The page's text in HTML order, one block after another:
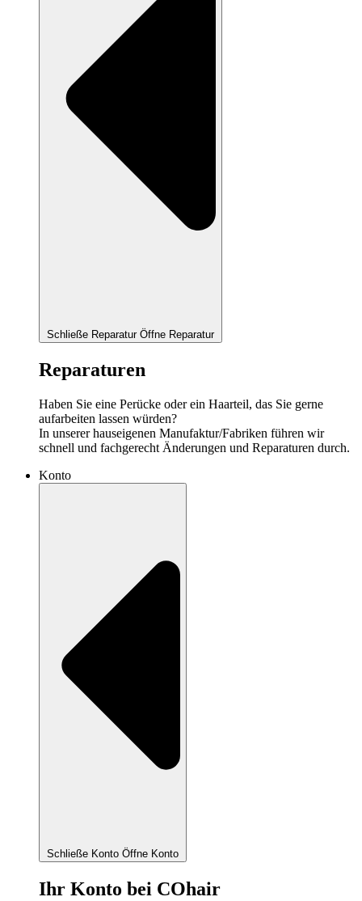
Schließe Reparatur Öffne Reparatur
Reparaturen
Haben Sie eine Perücke oder ein Haarteil, das Sie gerne
aufarbeiten lassen würden?
In unserer hauseigenen Manufaktur/Fabriken führen wir
schnell und fachgerecht Änderungen und Reparaturen durch.
Konto
Schließe Konto Öffne Konto
Ihr Konto bei COhair